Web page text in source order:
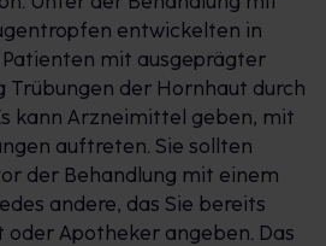
Holen Sie raus
z. B. bei
und
Dank der lokalen
direkt Augentropfen
auftreten.
und Kinder bereits ab 1
entwickelten in
mit ausgeprägter
Trübungen der Hornhaut durch
kann Arzneimittel geben, mit
auftreten. Sie sollten
der Behandlung mit einem
andere, das Sie bereits
oder Apotheker angeben. Das